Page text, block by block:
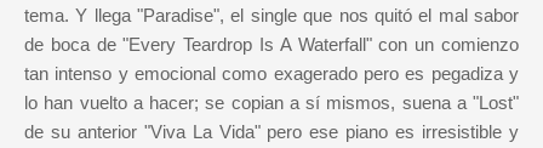
tema. Y llega "Paradise", el single que nos quitó el mal sabor
de boca de "Every Teardrop Is A Waterfall" con un comienzo
tan intenso y emocional como exagerado pero es pegadiza y
lo han vuelto a hacer; se copian a sí mismos, suena a "Lost"
de su anterior "Viva La Vida" pero ese piano es irresistible y